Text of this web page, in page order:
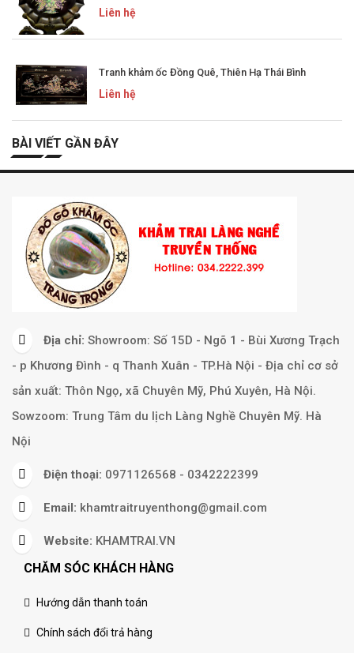
Liên hệ
Tranh khảm ốc Đồng Quê, Thiên Hạ Thái Bình
Liên hệ
BÀI VIẾT GẦN ĐÂY
Địa chỉ: Showroom: Số 15D - Ngõ 1 - Bùi Xương Trạch
- p Khương Đình - q Thanh Xuân - TP.Hà Nội - Địa chỉ cơ sở
sản xuất: Thôn Ngọ, xã Chuyên Mỹ, Phú Xuyên, Hà Nội.
Sowzoom: Trung Tâm du lịch Làng Nghề Chuyên Mỹ. Hà
Nội
Điện thoại: 0971126568 - 0342222399
Email: khamtraitruyenthong@gmail.com
Website: KHAMTRAI.VN
CHĂM SÓC KHÁCH HÀNG
Hướng dẫn thanh toán
Chính sách đổi trả hàng